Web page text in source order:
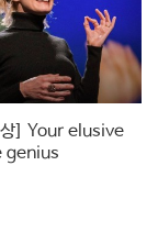
] Your elusive
genius